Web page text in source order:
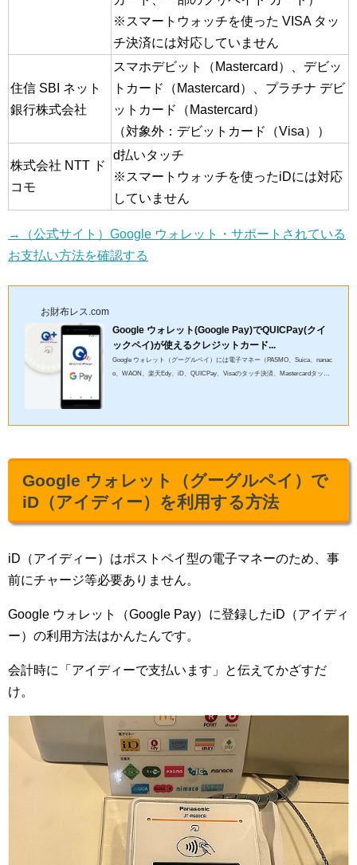
※スマートウォッチを使った VISA タッ
チ決済には対応していません
住信 SBI ネット
銀行株式会社
スマホデビット（Mastercard）、デビッ
トカード（Mastercard）、プラチナ デビ
ットカード（Mastercard）
（対象外：デビットカード（Visa））
株式会社 NTT ド
コモ
d払いタッチ
※スマートウォッチを使ったiDには対応
していません
→（公式サイト）Google ウォレット・サポートされている
お支払い方法を確認する
お財布レス.com
Google ウォレット(Google Pay)でQUICPay(クイ
ックペイ)が使えるクレジットカード...
Google ウォレット（グーグルペイ）には電子マネー（PASMO、Suica、nanac
o、WAON、楽天Edy、iD、QUICPay、Visaのタッチ決済、Mastercardタッチ
Google ウォレット（グーグルペイ）で
iD（アイディー）を利用する方法
iD（アイディー）はポストペイ型の電子マネーのため、事
前にチャージ等必要ありません。
Google ウォレット（Google Pay）に登録したiD（アイディ
ー）の利用方法はかんたんです。
会計時に「アイディーで支払います」と伝えてかざすだ
け。